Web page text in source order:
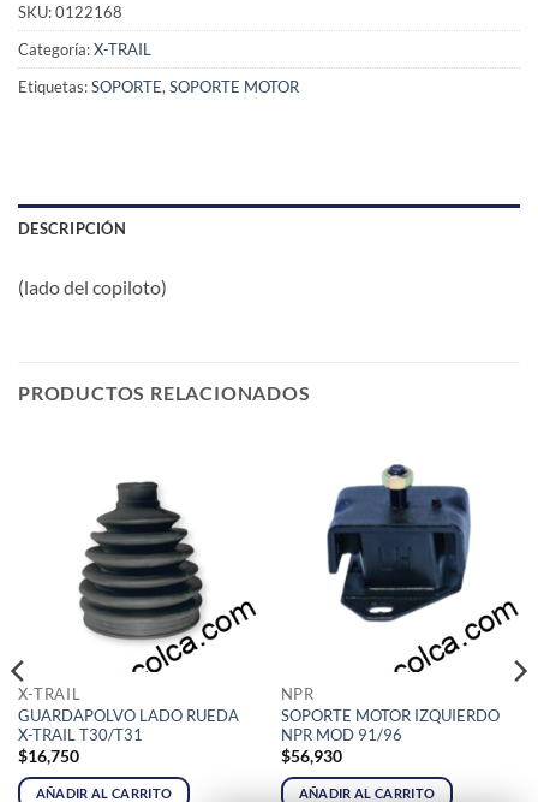
SKU:0122168
Categoría:X-TRAIL
Etiquetas:SOPORTE, SOPORTE MOTOR
DESCRIPCIÓN
(lado del copiloto)
PRODUCTOS RELACIONADOS
X-TRAIL
GUARDAPOLVO LADO RUEDA
X-TRAIL T30/T31
$16,750
AÑADIR AL CARRITO
NPR
SOPORTE MOTOR IZQUIERDO
NPR MOD 91/96
$56,930
AÑADIR AL CARRITO